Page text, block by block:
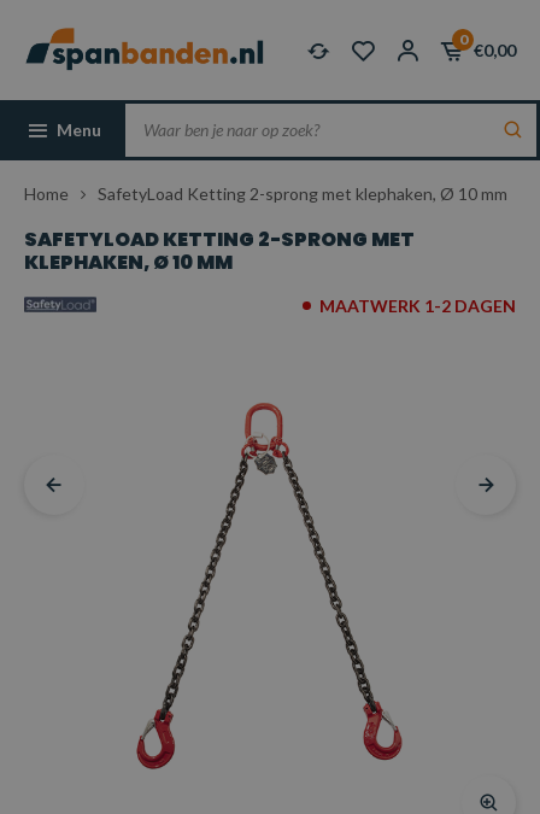
0
€0,00
Menu
Home SafetyLoad Ketting 2-sprong met klephaken, Ø 10 mm
SAFETYLOAD KETTING 2-SPRONG MET
KLEPHAKEN, Ø 10 MM
MAATWERK 1-2 DAGEN